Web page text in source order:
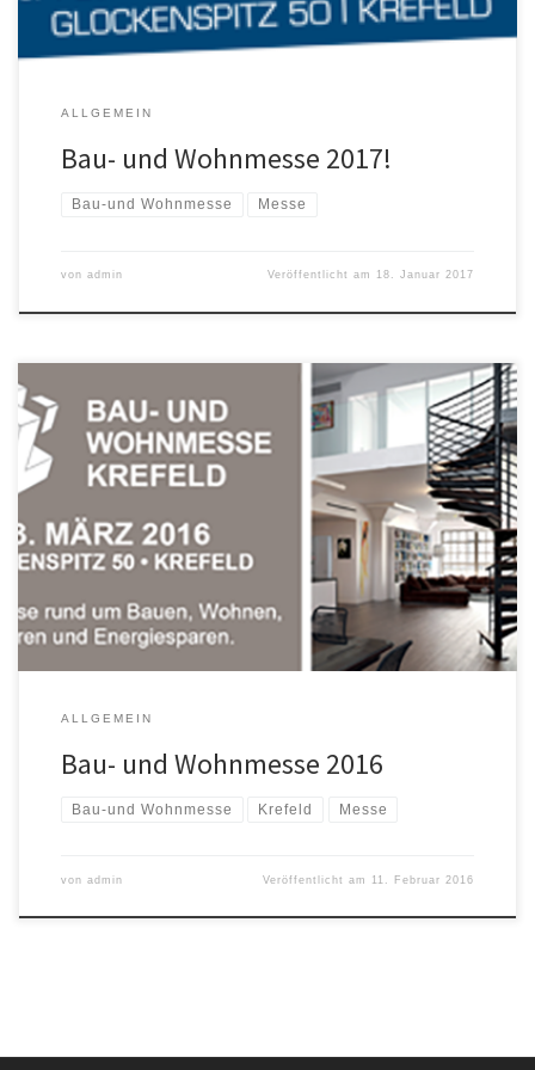
ALLGEMEIN
Bau- und Wohnmesse 2017!
Bau-und Wohnmesse Messe
von admin Veröffentlicht am 18. Januar 2017
! SAVE THE DATE ! Krefelder Bau & Wohnmesse ohne uns?! Nichts
da! Wir sind natürlich wieder dabei und werden ihnen, die neusten
Trends und innovativen Ideen für ihren Wohn- /Arbeitsraum
präsentieren! Wann? 12.3.2016 – 13.3.2016 Uhrzeit? Täglich von
10.30 Uhr – 17.30 Uhr Wo? Bauen und Leben, Glockenspitz 50, […]
ALLGEMEIN
Bau- und Wohnmesse 2016
Bau-und Wohnmesse Krefeld Messe
von admin Veröffentlicht am 11. Februar 2016